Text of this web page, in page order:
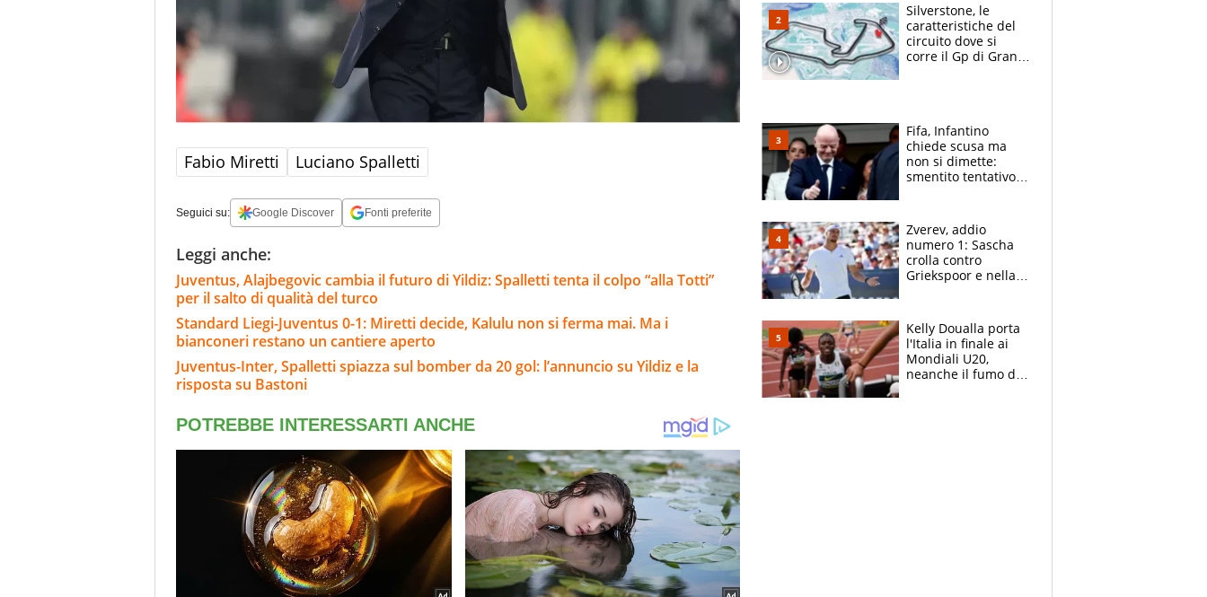
Fabio Miretti Luciano Spalletti
Seguici su: Google Discover Fonti preferite
Leggi anche:
Juventus, Alajbegovic cambia il futuro di Yildiz: Spalletti tenta il colpo “alla Totti”
per il salto di qualità del turco
Standard Liegi-Juventus 0-1: Miretti decide, Kalulu non si ferma mai. Ma i
bianconeri restano un cantiere aperto
Juventus-Inter, Spalletti spiazza sul bomber da 20 gol: l’annuncio su Yildiz e la
risposta su Bastoni
Silverstone, le
caratteristiche del
circuito dove si
corre il Gp di Gran
Fifa, Infantino
chiede scusa ma
non si dimette:
smentito tentativo di
Zverev, addio
numero 1: Sascha
crolla contro
Griekspoor e nella
terzo. Quanti malori
a Montreal
Kelly Doualla porta
l'Italia in finale ai
Mondiali U20,
neanche il fumo di